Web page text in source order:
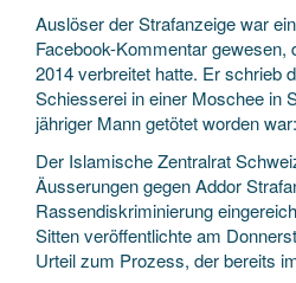
Auslöser der Strafanzeige war
Facebook-Kommentar gewesen,
2014 verbreitet hatte. Er schrieb
Schiesserei in einer Moschee in
jähriger Mann getötet worden
Der Islamische Zentralrat
Äusserungen gegen Addor
Rassendiskriminierung
Sitten veröffentlichte am
Urteil zum Prozess, der bereits